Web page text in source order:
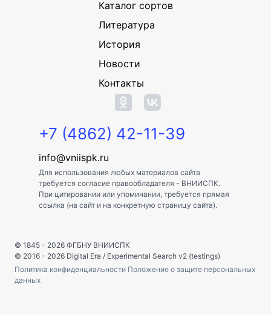
Каталог сортов
Литература
История
Новости
Контакты
+7 (4862) 42-11-39
info@vniispk.ru
Для использования любых материалов сайта
требуется согласие правообладателя - ВНИИСПК.
При цитировании или упоминании, требуется прямая
ссылка (на сайт и на конкретную страницу сайта).
© 1845 - 2026 ФГБНУ ВНИИСПК
© 2016 - 2026 Digital Era / Experimental Search v2 (testings)
Политика конфиденциальности Положение о защите персональных
данных